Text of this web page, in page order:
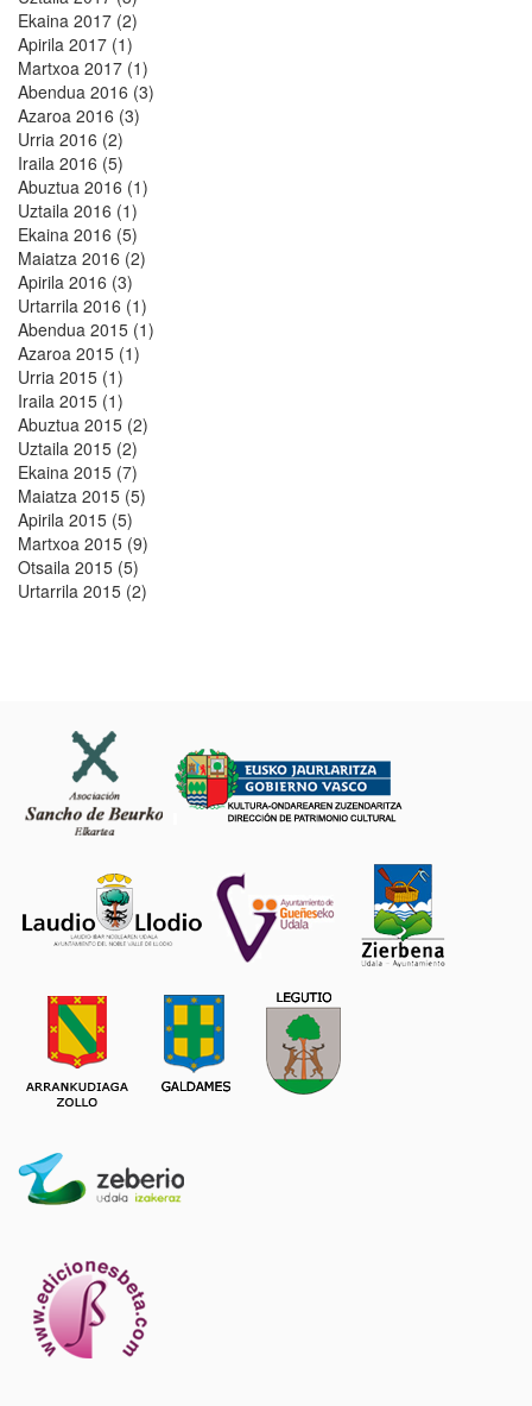
Ekaina 2017 (2)
Apirila 2017 (1)
Martxoa 2017 (1)
Abendua 2016 (3)
Azaroa 2016 (3)
Urria 2016 (2)
Iraila 2016 (5)
Abuztua 2016 (1)
Uztaila 2016 (1)
Ekaina 2016 (5)
Maiatza 2016 (2)
Apirila 2016 (3)
Urtarrila 2016 (1)
Abendua 2015 (1)
Azaroa 2015 (1)
Urria 2015 (1)
Iraila 2015 (1)
Abuztua 2015 (2)
Uztaila 2015 (2)
Ekaina 2015 (7)
Maiatza 2015 (5)
Apirila 2015 (5)
Martxoa 2015 (9)
Otsaila 2015 (5)
Urtarrila 2015 (2)